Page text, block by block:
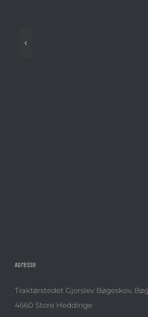
Adresse
Traktørstedet Gjorslev Bøgeskov,
4660 Store Heddinge